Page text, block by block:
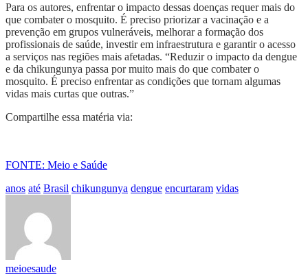
Para os autores, enfrentar o impacto dessas doenças requer mais do
que combater o mosquito. É preciso priorizar a vacinação e a
prevenção em grupos vulneráveis, melhorar a formação dos
profissionais de saúde, investir em infraestrutura e garantir o acesso
a serviços nas regiões mais afetadas. “Reduzir o impacto da dengue
e da chikungunya passa por muito mais do que combater o
mosquito. É preciso enfrentar as condições que tornam algumas
vidas mais curtas que outras.”
Compartilhe essa matéria via:
FONTE: Meio e Saúde
anos até Brasil chikungunya dengue encurtaram vidas
meioesaude